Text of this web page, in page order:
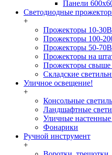
Панели
Светодиодные
+
Прожекторы 10-
Прожекторы 100-
Прожекторы 50-
Прожекторы на
Прожекторы свыше
Складские
Уличное освещение!
+
Консольные
Ландшафтные
Уличные настенные
Фонарики
Ручной инструмент
+